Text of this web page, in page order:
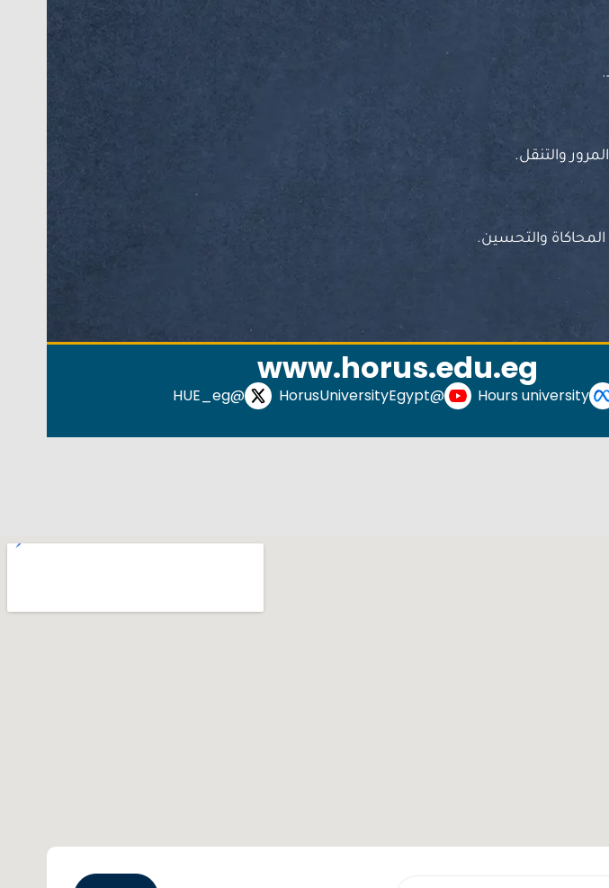
والتنقل.
المحاكاة والتحسين.
www.horus.edu.eg
Hours university
@HorusUniversityEgypt
@HUE_eg